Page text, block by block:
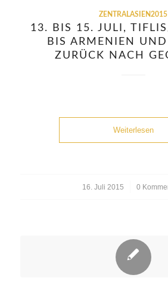
ZENTRALASIEN2015
13. BIS 15. JULI,
BIS ARMENIEN
ZURÜCK NACH
Weiterlesen
16. Juli 2015 0